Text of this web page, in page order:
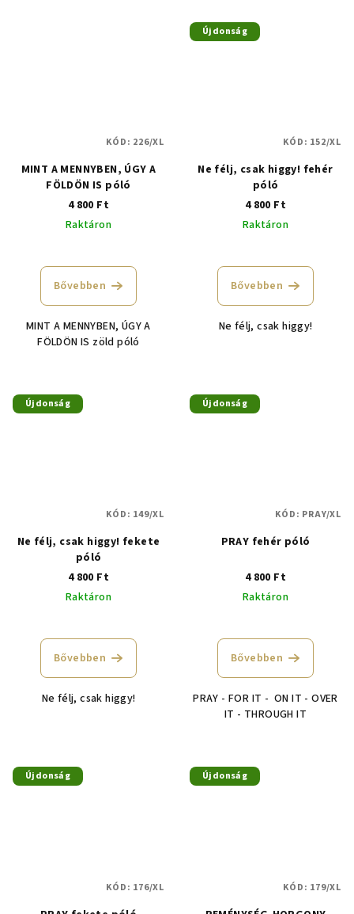
MINT A MENNYBEN, ÚGY A
FÖLDÖN IS póló
4 800 Ft
Raktáron
Bővebben
MINT A MENNYBEN, ÚGY A
FÖLDÖN IS zöld póló
KÓD: 226/XL
Újdonság
Ne félj, csak higgy! fehér
póló
4 800 Ft
Raktáron
termék
átlagos
értékelése
ből
Bővebben
Ne félj, csak higgy!
KÓD: 152/XL
Újdonság
Ne félj, csak higgy! fekete
póló
4 800 Ft
Raktáron
termék
átlagos
értékelése
ből
Bővebben
Ne félj, csak higgy!
KÓD: 149/XL
Újdonság
PRAY fehér póló
4 800 Ft
Raktáron
termék
átlagos
értékelése
ből
3,9
Bővebben
PRAY - FOR IT - ON IT - OVER
IT - THROUGH IT
KÓD: PRAY/XL
Újdonság
KÓD: 176/XL
Újdonság
KÓD: 179/XL